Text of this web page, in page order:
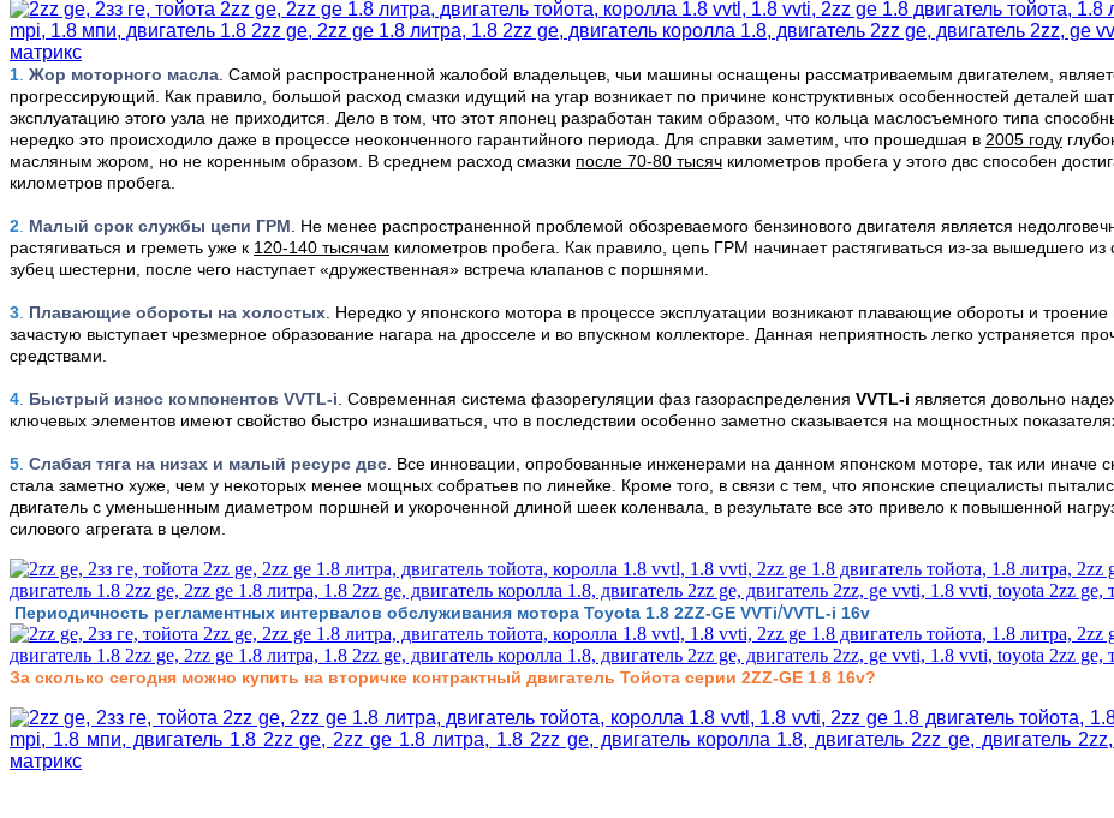
1 Жор моторного масла . Самой распространенной жалобой владельцев, чьи машины оснащены рассматриваемым двигателем,
прогрессирующий. Как правило, большой расход смазки идущий на угар возникает по причине конструктивных особенностей деталей
эксплуатацию этого узла не приходится. Дело в том, что этот японец разработан таким образом, что кольца маслосъемного типа
нередко это происходило даже в процессе неоконченного гарантийного периода. Для справки заметим, что прошедшая в 2005 году
масляным жором, но не коренным образом. В среднем расход смазки после 70-80 тысяч километров пробега у этого двс способен
километров пробега.
2 Малый срок службы цепи ГРМ . Не менее распространенной проблемой обозреваемого бензинового двигателя является
растягиваться и греметь уже к 120-140 тысячам километров пробега. Как правило, цепь ГРМ начинает растягиваться из-за вышедшего
зубец шестерни, после чего наступает «дружественная» встреча клапанов с поршнями.
3 Плавающие обороты на холостых . Нередко у японского мотора в процессе эксплуатации возникают плавающие обороты и
зачастую выступает чрезмерное образование нагара на дросселе и во впускном коллекторе. Данная неприятность легко устраняется
средствами.
4 Быстрый износ компонентов VVTL-i . Современная система фазорегуляции фаз газораспределения VVTL-i является довольно
ключевых элементов имеют свойство быстро изнашиваться, что в последствии особенно заметно сказывается на мощностных
5 Слабая тяга на низах и малый ресурс двс . Все инновации, опробованные инженерами на данном японском моторе, так или иначе
стала заметно хуже, чем у некоторых менее мощных собратьев по линейке. Кроме того, в связи с тем, что японские специалисты
двигатель с уменьшенным диаметром поршней и укороченной длиной шеек коленвала, в результате все это привело к повышенной
силового агрегата в целом.
Периодичность регламентных интервалов обслуживания мотора Toyota 1.8 2ZZ-GE VVTi/VVTL-i 16v
За сколько сегодня можно купить на вторичке контрактный двигатель Тойота серии 2ZZ-GE 1 8 16v?